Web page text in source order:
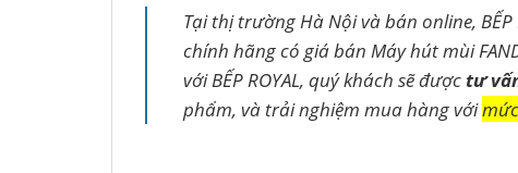
Tại thị trường Hà Nội và bán online, BẾP
chính hãng có giá bán Máy hút mùi
với BẾP ROYAL, quý khách sẽ đượctư
phẩm, và trải nghiệm mua hàng với